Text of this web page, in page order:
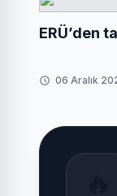
ERÜ’den
06 Aralık